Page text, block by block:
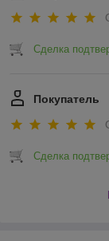
Сделка
Покупатель
Сделка